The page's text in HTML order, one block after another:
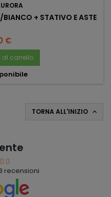
BIANCO + STATIVO E ASTE
€
carrello
TORNA ALL'INIZIO 
recensioni